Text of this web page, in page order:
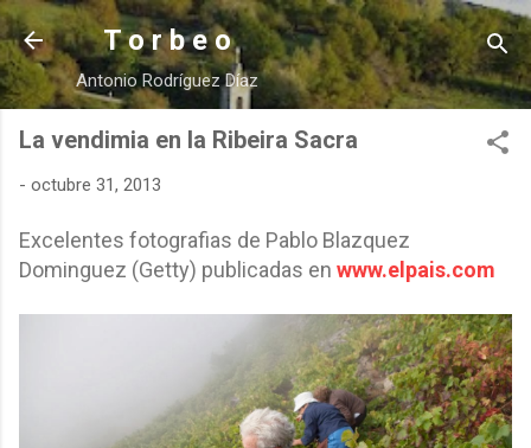
Ir al contenido principal
T o r b e o
Antonio Rodríguez Díaz
La vendimia en la Ribeira Sacra
- octubre 31, 2013
Excelentes fotografias de Pablo Blazquez
Dominguez (Getty) publicadas en www.elpais.com